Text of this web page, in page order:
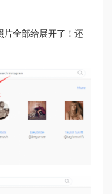
全部给展开了！还